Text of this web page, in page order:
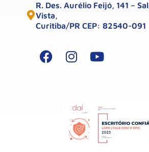
R. Des. Aurélio Feijó, 141 –
Vista,
Curitiba/PR CEP: 82540-091